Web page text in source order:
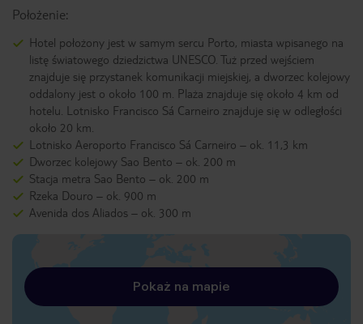
Położenie:
Hotel położony jest w samym sercu Porto, miasta wpisanego na
listę światowego dziedzictwa UNESCO. Tuż przed wejściem
znajduje się przystanek komunikacji miejskiej, a dworzec kolejowy
oddalony jest o około 100 m. Plaża znajduje się około 4 km od
hotelu. Lotnisko Francisco Sá Carneiro znajduje się w odległości
około 20 km.
Lotnisko Aeroporto Francisco Sá Carneiro – ok. 11,3 km
Dworzec kolejowy Sao Bento – ok. 200 m
Stacja metra Sao Bento – ok. 200 m
Rzeka Douro – ok. 900 m
Avenida dos Aliados – ok. 300 m
Pokaż na mapie